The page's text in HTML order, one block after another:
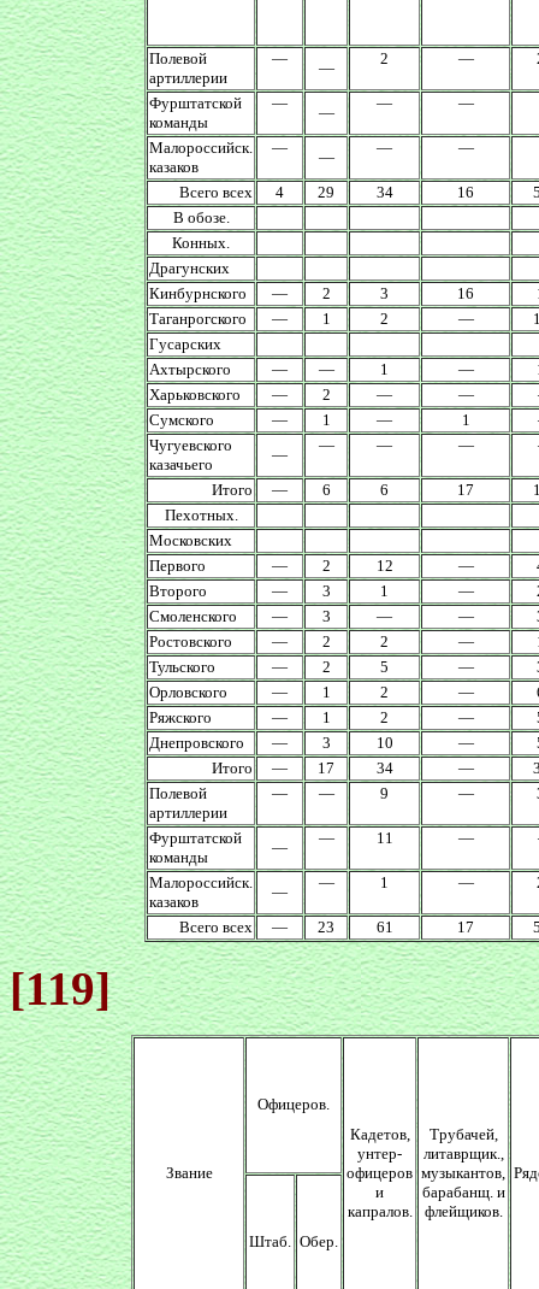
Полевой
артиллерии
—
—
2 —
Фурштатской
команды
—
—
— —
Малороссийск.
казаков
—
—
— —
Всего всех 4 29 34 16
В обозе.
Конных.
Драгунских
Кинбурнского
— 2 3 16
Таганрогского
— 1 2 —
Гусарских
Ахтырского
— — 1 —
Харьковского
— 2 — —
Сумского
— 1 — 1
Чугуевского
казачьего
—
— — —
Итого — 6 6 17
Пехотных.
Московских
Первого
— 2 12 —
Второго
— 3 1 —
Смоленского
— 3 — —
Ростовского
— 2 2 —
Тульского
— 2 5 —
Орловского
— 1 2 —
Ряжского
— 1 2 —
Днепровского
— 3 10 —
Итого
— 17 34 —
Полевой
артиллерии
— — 9 —
Фурштатской
команды
—
— 11 —
Малороссийск.
казаков
—
— 1 —
Всего всех — 23 61 17
[119]
Звание
Офицеров.
Кадетов,
унтер-
офицеров
и
капралов.
Трубачей,
литаврщик.,
музыкантов,
барабанщ. и
флейщиков.
Штаб. Обер.